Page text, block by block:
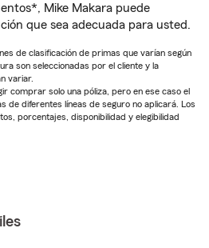
Mike Makara puede
que sea adecuada para usted.
de clasificación de primas que varían según
son seleccionadas por el cliente y la
variar.
comprar solo una póliza, pero en ese caso el
de diferentes líneas de seguro no aplicará. Los
porcentajes, disponibilidad y elegibilidad